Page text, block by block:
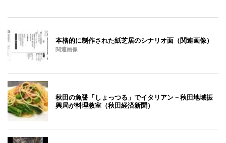
本格的に制作された紙芝居のシナリオ面（関連画像）
関連画像
秋田の魚醤「しょっつる」でイタリアン－秋田地域振
興局が料理教室（秋田経済新聞）